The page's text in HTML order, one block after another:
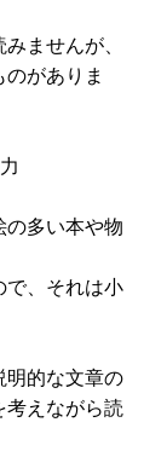
ませんが、
がありま
多い本や物
、それは小
的な文章の
考えながら読